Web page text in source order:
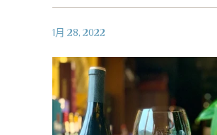
1月 28, 2022
VIEW CART